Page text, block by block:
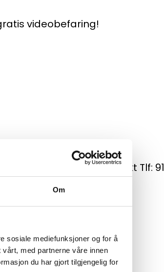
Om
sosiale mediefunksjoner og for å
med partnerne våre innen
du har gjort tilgjengelig for
videobefaring!
med helg og døgnvakt Tlf: 91